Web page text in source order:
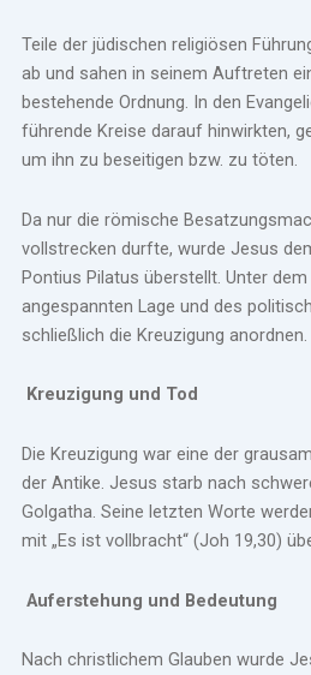
Teile der jüdischen religiösen
ab und sahen in seinem Auftreten
bestehende Ordnung. In den
führende Kreise darauf hinwirkten,
um ihn zu beseitigen bzw. zu töten.
Da nur die römische
vollstrecken durfte, wurde Jesus
Pontius Pilatus überstellt. Unter dem
angespannten Lage und des
schließlich die Kreuzigung anordnen.
Kreuzigung und Tod
Die Kreuzigung war eine der
der Antike. Jesus starb nach
Golgatha. Seine letzten Worte
mit „Es ist vollbracht“ (Joh 19,30)
Auferstehung und Bedeutung
Nach christlichem Glauben wurde